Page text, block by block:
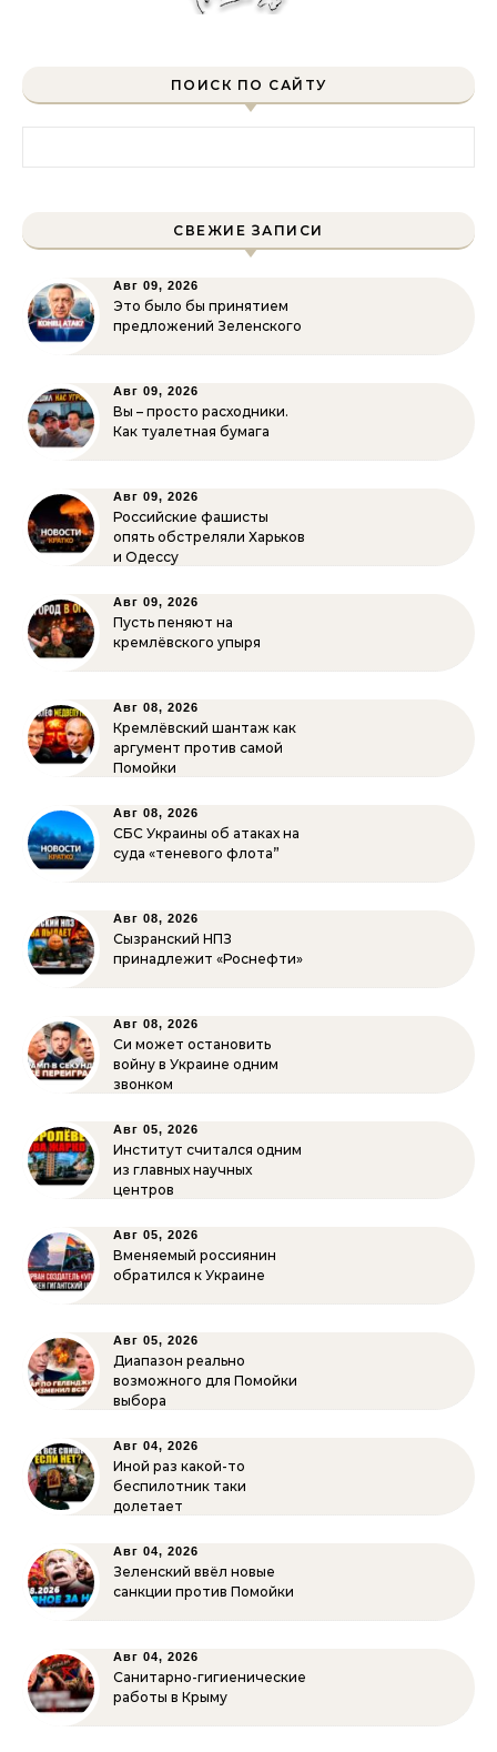
ПОИСК ПО САЙТУ
СВЕЖИЕ ЗАПИСИ
Авг 09, 2026
Это было бы принятием
предложений Зеленского
Авг 09, 2026
Вы – просто расходники.
Как туалетная бумага
Авг 09, 2026
Российские фашисты
опять обстреляли Харьков
и Одессу
Авг 09, 2026
Пусть пеняют на
кремлёвского упыря
Авг 08, 2026
Кремлёвский шантаж как
аргумент против самой
Помойки
Авг 08, 2026
СБС Украины об атаках на
суда «теневого флота”
Авг 08, 2026
Сызранский НПЗ
принадлежит «Роснефти»
Авг 08, 2026
Си может остановить
войну в Украине одним
звонком
Авг 05, 2026
Институт считался одним
из главных научных
центров
Авг 05, 2026
Вменяемый россиянин
обратился к Украине
Авг 05, 2026
Диапазон реально
возможного для Помойки
выбора
Авг 04, 2026
Иной раз какой-то
беспилотник таки
долетает
Авг 04, 2026
Зеленский ввёл новые
санкции против Помойки
Авг 04, 2026
Санитарно-гигиенические
работы в Крыму